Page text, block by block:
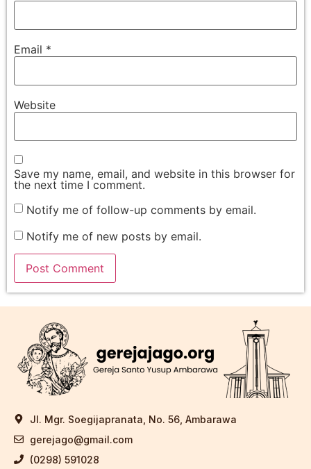
Email *
Website
Save my name, email, and website in this browser for
the next time I comment.
Notify me of follow-up comments by email.
Notify me of new posts by email.
Jl. Mgr. Soegijapranata, No. 56, Ambarawa
gerejago@gmail.com
(0298) 591028